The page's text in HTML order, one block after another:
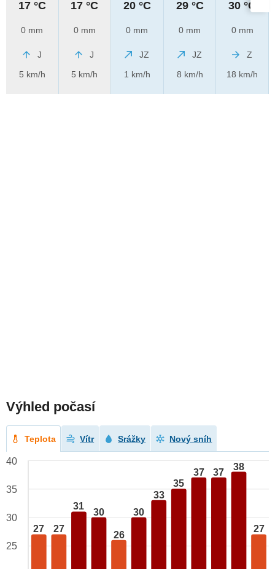
17 °C
0 mm
J
5 km/h
17 °C
0 mm
J
5 km/h
20 °C
0 mm
JZ
1 km/h
29 °C
0 mm
JZ
8 km/h
30 °C
0 mm
Z
18 km/h
Výhled počasí
Teplota Vítr Srážky Nový sníh
27 27
31
30
26
30
33
35
37 37
38
27
40
35
30
25